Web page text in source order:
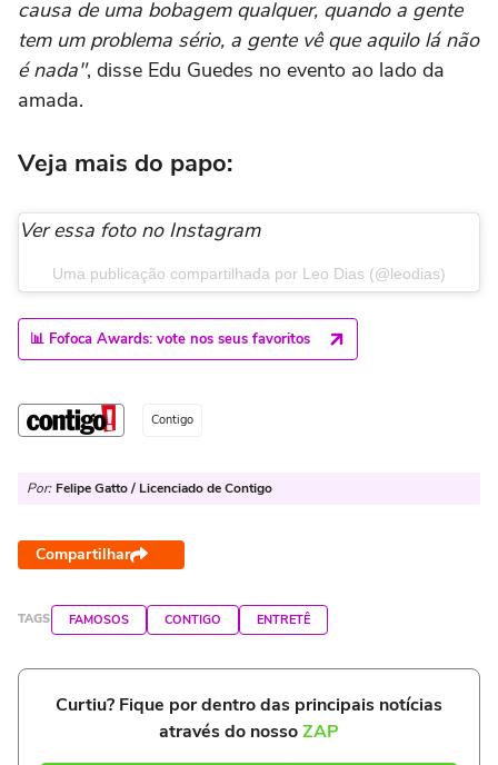
causa de uma bobagem qualquer, quando a gente
tem um problema sério, a gente vê que aquilo lá não
é nada", disse Edu Guedes no evento ao lado da
amada.
Veja mais do papo:
Ver essa foto no Instagram
Uma publicação compartilhada por Leo Dias (@leodias)
📊 Fofoca Awards: vote nos seus favoritos
Contigo
Por: Felipe Gatto / Licenciado de Contigo
Compartilhar
TAGS FAMOSOS CONTIGO ENTRETÊ
Curtiu? Fique por dentro das principais notícias
através do nossoZAP